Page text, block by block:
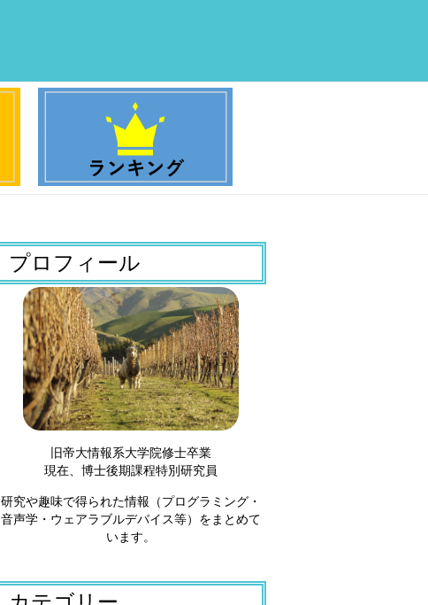
プロフィール
旧帝大情報系大学院修士卒業
現在、博士後期課程特別研究員
研究や趣味で得られた情報（プログラミング・
音声学・ウェアラブルデバイス等）をまとめて
います。